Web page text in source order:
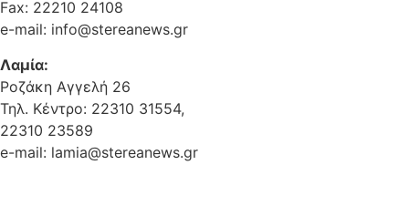
Fax: 22210 24108
e-mail: info@stereanews.gr
Λαμία:
Ροζάκη Αγγελή 26
Τηλ. Κέντρο: 22310 31554,
22310 23589
e-mail: lamia@stereanews.gr